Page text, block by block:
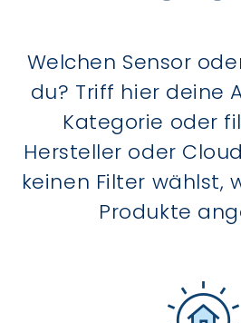
Welchen Sensor
du? Triff hier deine
Kategorie oder
Hersteller oder
keinen Filter wählst,
Produkte